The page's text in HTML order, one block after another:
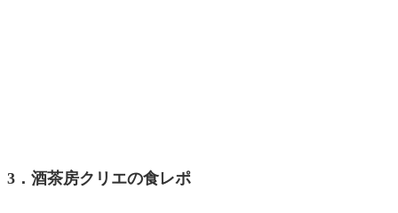
3．酒茶房クリエの食レポ